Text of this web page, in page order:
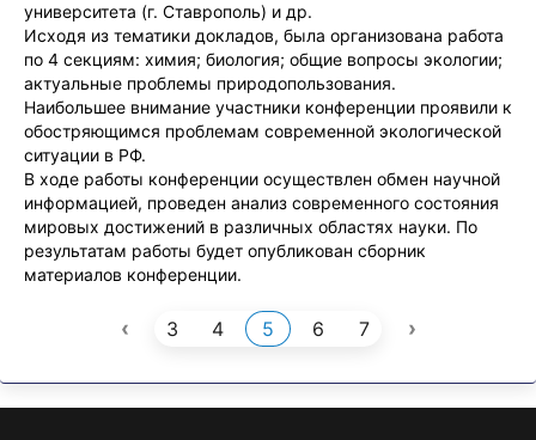
университета (г. Ставрополь) и др.
Исходя из тематики докладов, была организована работа
по 4 секциям: химия; биология; общие вопросы экологии;
актуальные проблемы природопользования.
Наибольшее внимание участники конференции проявили к
обостряющимся проблемам современной экологической
ситуации в РФ.
В ходе работы конференции осуществлен обмен научной
информацией, проведен анализ современного состояния
мировых достижений в различных областях науки. По
результатам работы будет опубликован сборник
материалов конференции.
‹ 3 4 5 6 7 ›